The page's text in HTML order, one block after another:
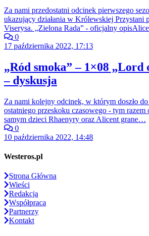
Za nami przedostatni odcinek pierwszego
ukazujący działania w Królewskiej Przystani
Viserysa. „Zielona Rada” - oficjalny
0
17 października 2022, 17:13
„Ród smoka” – 1×08 „Lord
– dyskusja
Za nami kolejny odcinek, w którym doszło
ostatniego przeskoku czasowego - tym razem
samym dzieci Rhaenyry oraz Alicent grane…
0
10 października 2022, 14:48
Westeros.pl
Strona Główna
Wieści
Redakcja
Współpraca
Partnerzy
Kontakt